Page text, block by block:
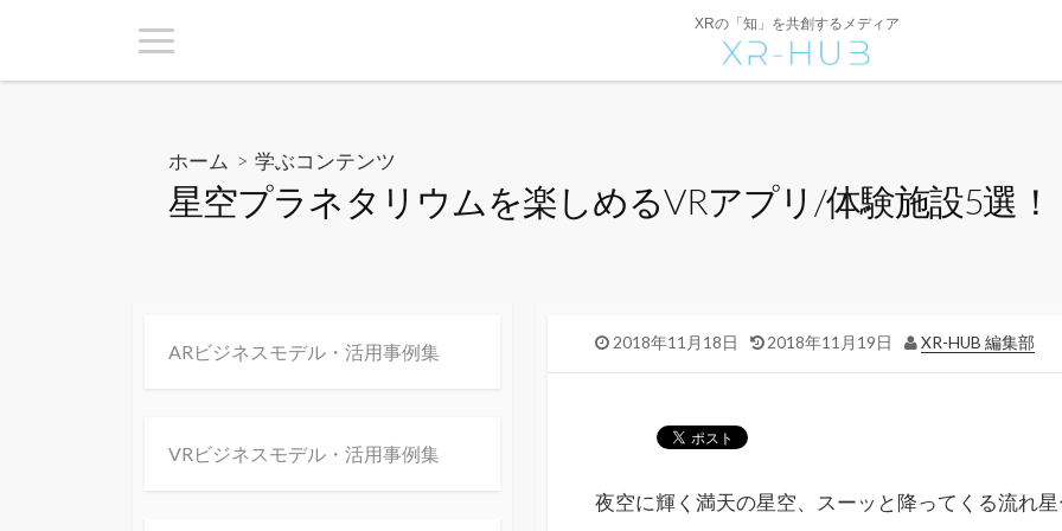
XRの「知」を共創するメディア
ホーム > 学ぶコンテンツ
星空プラネタリウムを楽しめるVRアプリ/体験施設5選！
2018年11月18日 2018年11月19日 XR-HUB 編集部
夜空に輝く満天の星空、スーッと降ってくる流れ
ARビジネスモデル・活用事例集
VRビジネスモデル・活用事例集